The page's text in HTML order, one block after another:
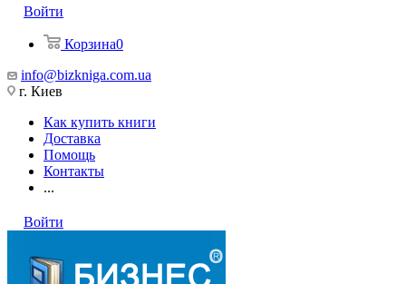
Войти
Корзина0
info@bizkniga.com.ua
г. Киев
Как купить книги
Доставка
Помощь
Контакты
...
Войти